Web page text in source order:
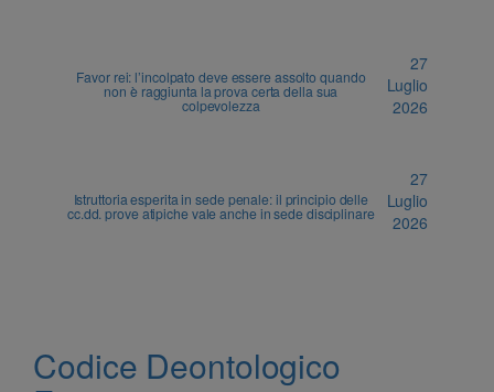
Favor rei: l’incolpato deve essere assolto quando
non è raggiunta la prova certa della sua
colpevolezza
27
Luglio
2026
Istruttoria esperita in sede penale: il principio delle
cc.dd. prove atipiche vale anche in sede disciplinare
27
Luglio
2026
Codice Deontologico